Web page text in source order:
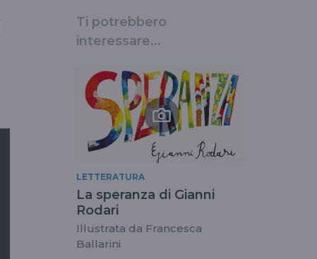
Ti potrebbero
interessare...
LETTERATURA
La speranza di Gianni
Rodari
Illustrata da Francesca
Ballarini